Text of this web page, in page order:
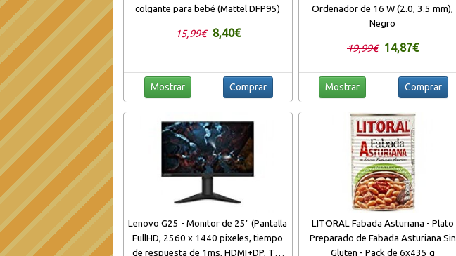
colgante para bebé (Mattel DFP95)
15,99€ 8,40€
Mostrar Comprar
Ordenador de 16 W (2.0, 3.5 mm),
Negro
19,99€ 14,87€
Mostrar Comprar
Lenovo G25 - Monitor de 25" (Pantalla
FullHD, 2560 x 1440 pixeles, tiempo
de respuesta de 1ms, HDMI+DP, TN,
LITORAL Fabada Asturiana - Plato
Preparado de Fabada Asturiana Sin
Gluten - Pack de 6x435 g